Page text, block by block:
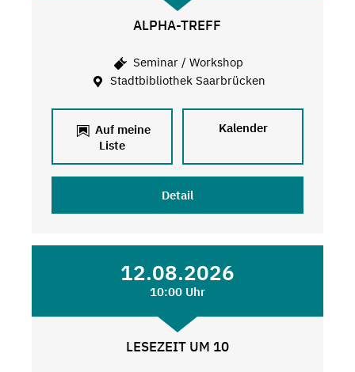
ALPHA-TREFF
Seminar / Workshop
Stadtbibliothek Saarbrücken
Auf meine
Liste
Kalender
Detail
12.08.2026
10:00 Uhr
LESEZEIT UM 10